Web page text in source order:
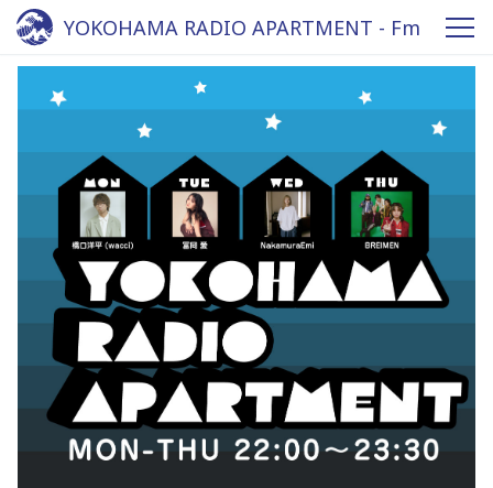
YOKOHAMA RADIO APARTMENT - Fm
yokohama 84.7